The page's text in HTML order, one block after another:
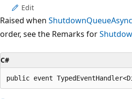
Edit
Raised when ShutdownQueueAsync
order, see the Remarks for
C#
public event